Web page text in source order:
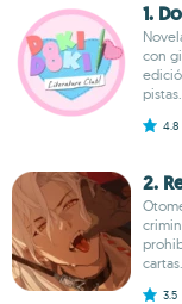
1.
con
4.8
2.
3.5